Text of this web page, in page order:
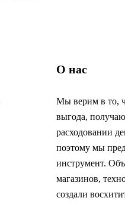
О нас
Мы верим в то,
выгода,
расходовании
поэтому мы
инструмент.
магазинов,
создали